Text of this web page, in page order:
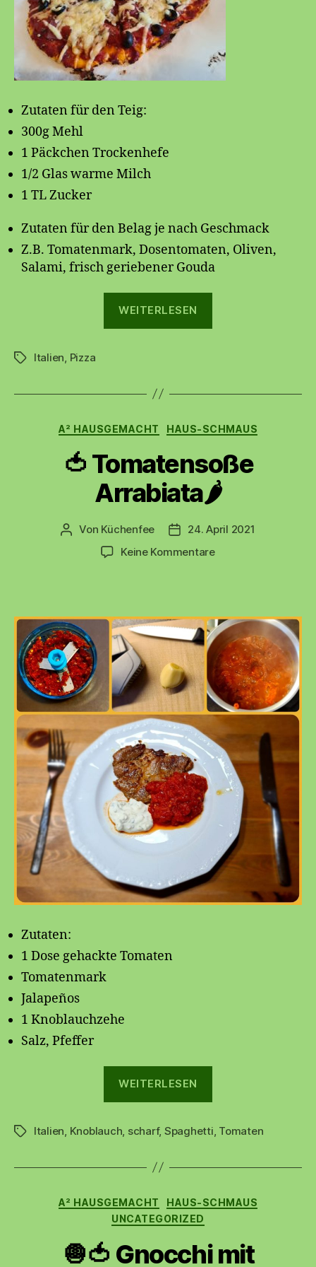
Zutaten für den Teig:
300g Mehl
1 Päckchen Trockenhefe
1/2 Glas warme Milch
1 TL Zucker
Zutaten für den Belag je nach Geschmack
Z.B. Tomatenmark, Dosentomaten, Oliven,
Salami, frisch geriebener Gouda
WEITERLESEN
Schlagwörter
Italien Pizza
Kategorien
A² HAUSGEMACHT HAUS-SCHMAUS
🍅 Tomatensoße
Arrabiata🌶️
Beitragsautor
Von Küchenfee Beitragsdatum
24. April 2021
Keine Kommentarezu
🌶️
Zutaten:
1 Dose gehackte Tomaten
Tomatenmark
Jalapeños
1 Knoblauchzehe
Salz, Pfeffer
WEITERLESEN
🌶️“
Schlagwörter
Italien Knoblauch scharf, Spaghetti Tomaten
Kategorien
A² HAUSGEMACHT
HAUS-SCHMAUS
UNCATEGORIZED
🧅🍅 Gnocchi mit